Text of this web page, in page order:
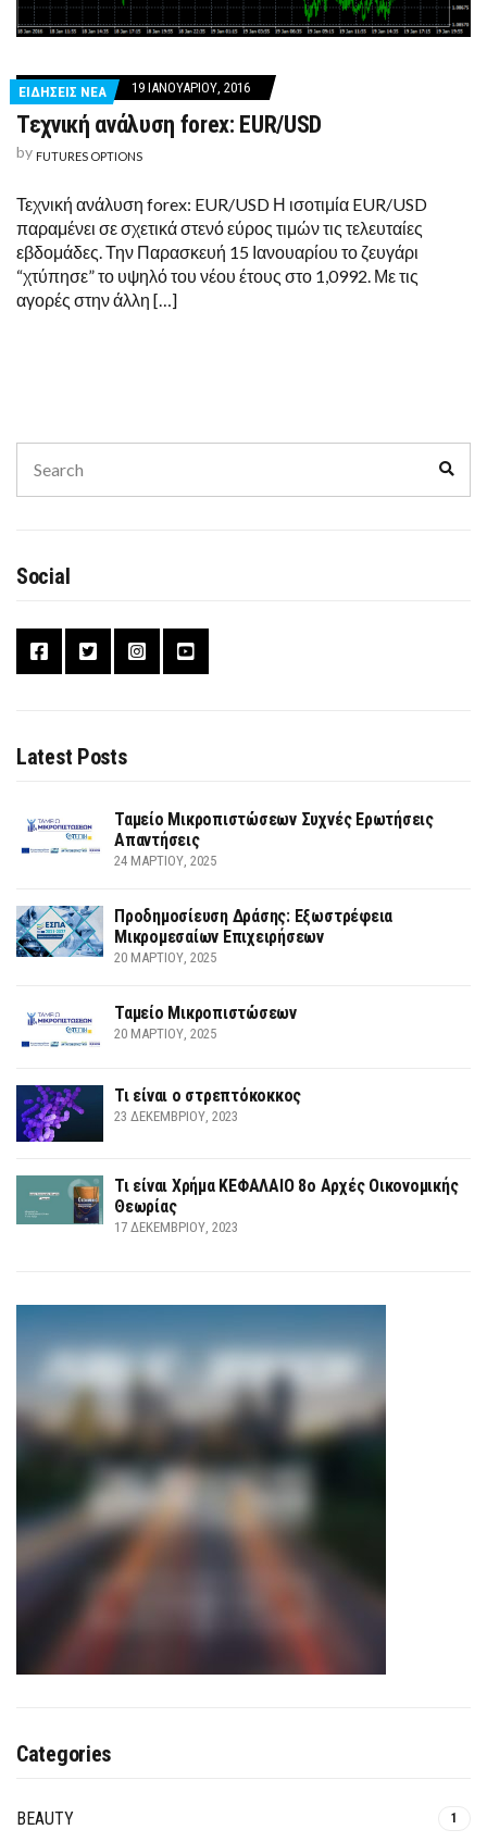
ΕΙΔΗΣΕΙΣ ΝΕΑ 19 ΙΑΝΟΥΑΡΊΟΥ, 2016
Τεχνική ανάλυση forex: EUR/USD
by FUTURES OPTIONS
Τεχνική ανάλυση forex: EUR/USD Η ισοτιμία EUR/USD
παραμένει σε σχετικά στενό εύρος τιμών τις τελευταίες
εβδομάδες. Την Παρασκευή 15 Ιανουαρίου το ζευγάρι
“χτύπησε” το υψηλό του νέου έτους στο 1,0992. Με τις
αγορές στην άλλη […]
for:
Social
Latest Posts
Ταμείο Μικροπιστώσεων Συχνές Ερωτήσεις
Απαντήσεις
24 ΜΑΡΤΊΟΥ, 2025
Προδημοσίευση Δράσης: Εξωστρέφεια
Μικρομεσαίων Επιχειρήσεων
20 ΜΑΡΤΊΟΥ, 2025
Ταμείο Μικροπιστώσεων
20 ΜΑΡΤΊΟΥ, 2025
Τι είναι ο στρεπτόκοκκος
23 ΔΕΚΕΜΒΡΊΟΥ, 2023
Τι είναι Χρήμα ΚΕΦΑΛΑΙΟ 8ο Αρχές Οικονομικής
Θεωρίας
17 ΔΕΚΕΜΒΡΊΟΥ, 2023
Categories
BEAUTY 1